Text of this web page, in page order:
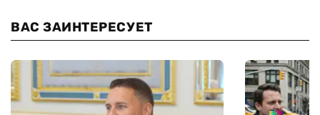
ВАС ЗАИНТЕРЕСУЕТ